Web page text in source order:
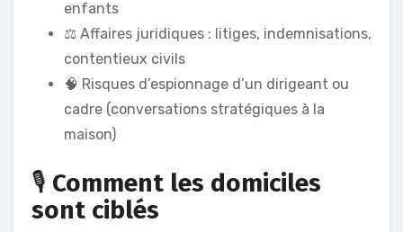
enfants
⚖️ Affaires juridiques : litiges, indemnisations,
contentieux civils
🧠 Risques d’espionnage d’un dirigeant ou
cadre (conversations stratégiques à la
maison)
🎙️ Comment les domiciles
sont ciblés